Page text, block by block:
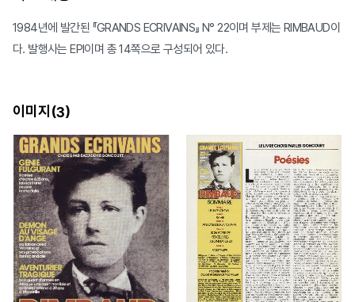
1984년에 발간된 『GRANDS ECRIVAINS』 N° 22이며 부제는 RIMBAUD이
다. 발행사는 EPI이며 총 14쪽으로 구성되어 있다.
이미지(3)